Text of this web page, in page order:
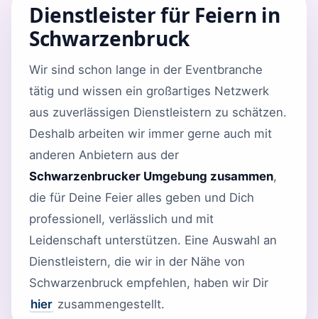
Dienstleister für Feiern in
Schwarzenbruck
Wir sind schon lange in der Eventbranche
tätig und wissen ein großartiges Netzwerk
aus zuverlässigen Dienstleistern zu schätzen.
Deshalb arbeiten wir immer gerne auch mit
anderen Anbietern aus der
Schwarzenbrucker Umgebung zusammen,
die für Deine Feier alles geben und Dich
professionell, verlässlich und mit
Leidenschaft unterstützen. Eine Auswahl an
Dienstleistern, die wir in der Nähe von
Schwarzenbruck empfehlen, haben wir Dir
hier zusammengestellt.